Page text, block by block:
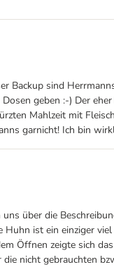
Backup sind
geben :-) Der
Mahlzeit mit
garnicht! Ich bin
über die
ist ein einziger
Öffnen zeigte sich
nicht gebrauchten